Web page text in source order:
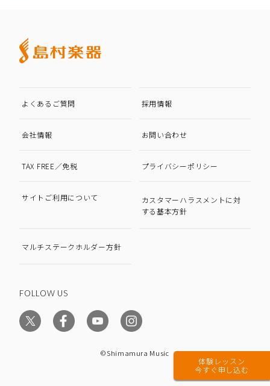
体験レッスン
今すぐ申し込む
よくあるご質問 採用情報
会社情報 お問い合わせ
TAX FREE／免税 プライバシーポリシー
サイトご利用について
カスタマーハラスメントに対
する基本方針
マルチステークホルダー方針
FOLLOW US
©Shimamura Music